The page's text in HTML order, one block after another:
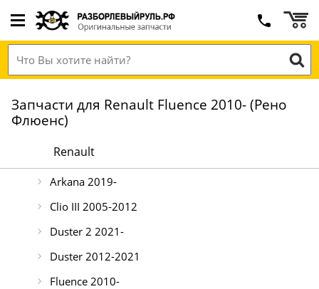
Запчасти для Renault Fluence 2010- (Рено
Флюенс)
Renault
Arkana 2019-
Clio III 2005-2012
Duster 2 2021-
Duster 2012-2021
Fluence 2010-